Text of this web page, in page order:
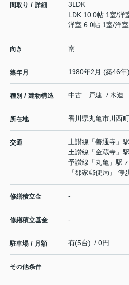
間取り / 詳細
3LDK
LDK 10.0帖 1室/洋
洋室 6.0帖 1室/洋
向き 南
築年月 1980年2月 (築46年)
種別 / 建物構造 中古一戸建 / 木造
所在地 香川県丸亀市川西
交通 土讃線 「善通寺 」
土讃線 「金蔵寺 」
予讃線 「丸亀 」駅
「郡家郵便局」 停
修繕積立金 -
修繕積立基金 -
駐車場 / 月額 有(5台) / 0円
その他条件